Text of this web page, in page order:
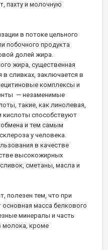
пахту и молочную
в потоке цельного
побочного продукта
долей жира.
жира, существенная
в сливках, заключается в
комплексы и
— незаменимые
такие, как линолевая,
кислоты способствуют
и тем самым
у человека.
в качестве
высокожирных
сметаны, масла и
полезен тем, что при
основная масса белкового
минералы и часть
молока, кроме